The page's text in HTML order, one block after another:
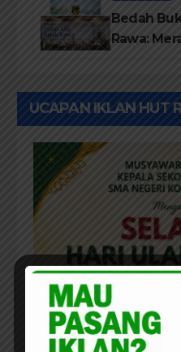
Bedah
Rawa:
UCAPAN IKLAN HUT